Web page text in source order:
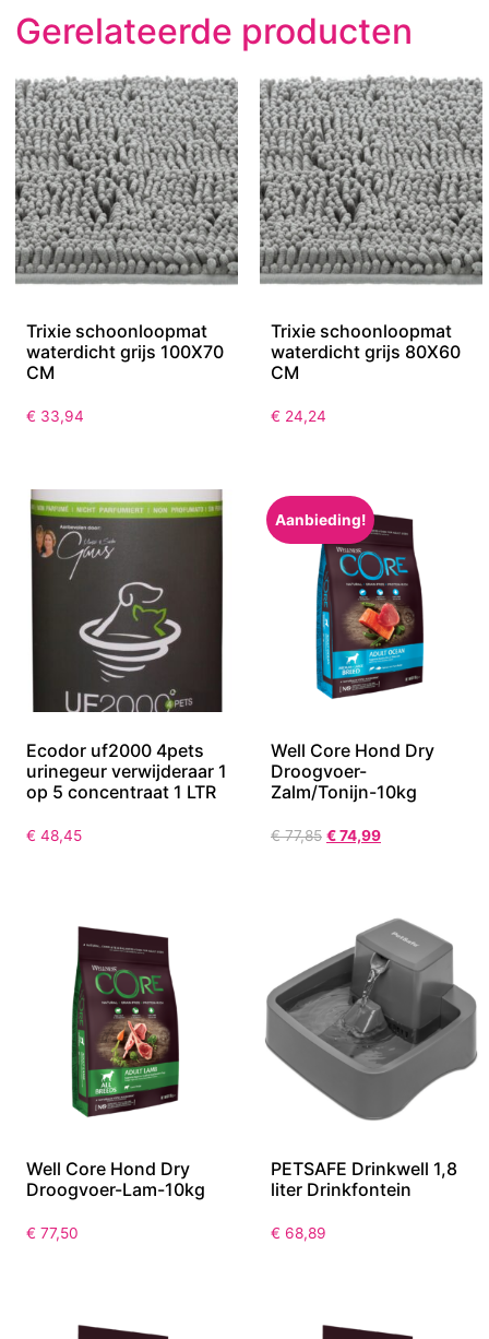
Gerelateerde producten
Trixie schoonloopmat
waterdicht grijs 100X70
CM
€ 33,94
Trixie schoonloopmat
waterdicht grijs 80X60
CM
€ 24,24
Ecodor uf2000 4pets
urinegeur verwijderaar 1
op 5 concentraat 1 LTR
€ 48,45
Aanbieding!
Well Core Hond Dry
Droogvoer-
Zalm/Tonijn-10kg
€77,85 €74,99
Well Core Hond Dry
Droogvoer-Lam-10kg
€ 77,50
PETSAFE Drinkwell 1,8
liter Drinkfontein
€ 68,89